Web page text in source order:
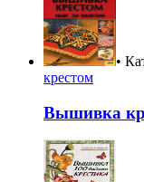
•
крестом
Вышивка